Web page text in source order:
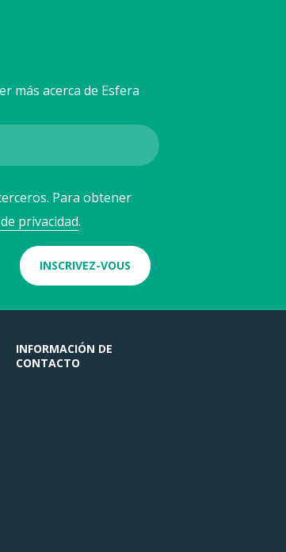
más acerca de Esfera
Para obtener
privacidad.
INSCRIVEZ-VOUS
INFORMACIÓN DE
CONTACTO